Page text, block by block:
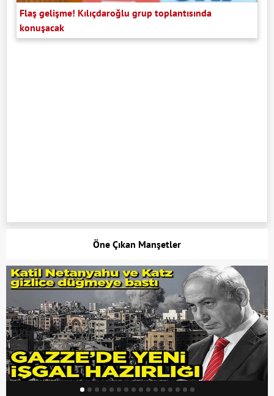
Flaş gelişme! Kılıçdaroğlu grup toplantısında
konuşacak
Öne Çıkan Manşetler